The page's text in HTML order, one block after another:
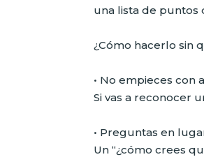
una lista de puntos
¿Cómo hacerlo sin
• No empieces con
Si vas a reconocer
• Preguntas en
Un “¿cómo crees